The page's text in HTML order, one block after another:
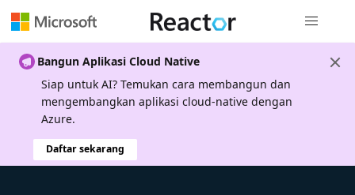
Bangun Aplikasi Cloud Native
Siap untuk AI? Temukan cara membangun dan
mengembangkan aplikasi cloud-native dengan
Azure.
Daftar sekarang